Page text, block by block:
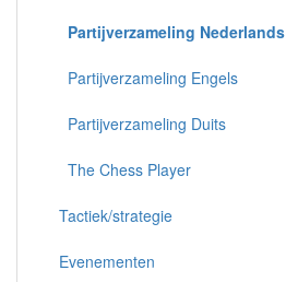
Partijverzameling Nederlands
Partijverzameling Engels
Partijverzameling Duits
The Chess Player
Tactiek/strategie
Evenementen